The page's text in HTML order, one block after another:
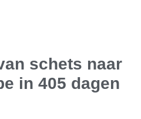
schets naar
in 405 dagen